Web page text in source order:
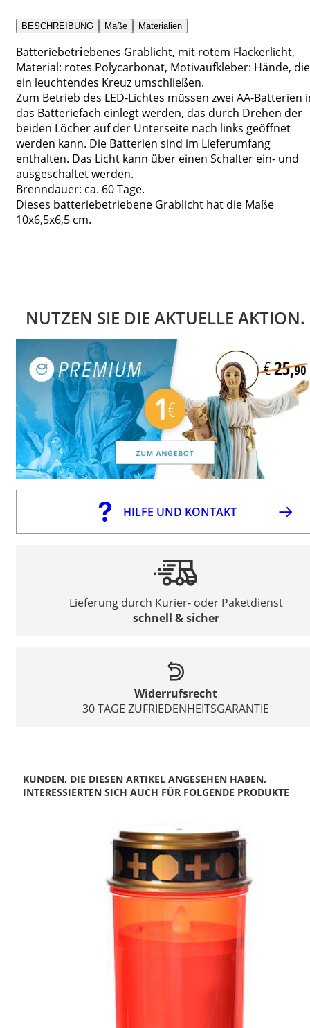
BESCHREIBUNG Maße Materialien
Batteriebetriebenes Grablicht, mit rotem Flackerlicht,
Material: rotes Polycarbonat, Motivaufkleber: Hände, die
ein leuchtendes Kreuz umschließen.
Zum Betrieb des LED-Lichtes müssen zwei AA-Batterien
das Batteriefach einlegt werden, das durch Drehen der
beiden Löcher auf der Unterseite nach links geöffnet
werden kann. Die Batterien sind im Lieferumfang
enthalten. Das Licht kann über einen Schalter ein- und
ausgeschaltet werden.
Brenndauer: ca. 60 Tage.
Dieses batteriebetriebene Grablicht hat die Maße
10x6,5x6,5 cm.
NUTZEN SIE DIE AKTUELLE AKTION.
HILFE UND KONTAKT
Lieferung durch Kurier- oder Paketdienst
schnell & sicher
Widerrufsrecht
30 TAGE ZUFRIEDENHEITSGARANTIE
KUNDEN, DIE DIESEN ARTIKEL ANGESEHEN HABEN,
INTERESSIERTEN SICH AUCH FÜR FOLGENDE PRODUKTE